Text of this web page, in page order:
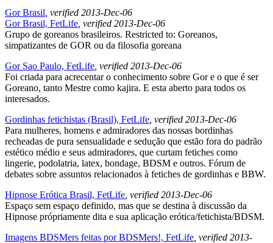
Gor Brasil , verified 2013-Dec-06
Gor Brasil, FetLife , verified 2013-Dec-06
Grupo de goreanos brasileiros. Restricted to: Goreanos,
simpatizantes de GOR ou da filosofia goreana
Gor Sao Paulo, FetLife , verified 2013-Dec-06
Foi criada para acrecentar o conhecimento sobre Gor e o que é ser
Goreano, tanto Mestre como kajira. E esta aberto para todos os
interesados.
Gordinhas fetichistas (Brasil), FetLife , verified 2013-Dec-06
Para mulheres, homens e admiradores das nossas bordinhas
recheadas de pura sensualidade e sedução que estão fora do padrão
estético médio e seus admiradores, que curtam fetiches como
lingerie, podolatria, latex, bondage, BDSM e outros. Fórum de
debates sobre assuntos relacionados à fetiches de gordinhas e BBW.
Hipnose Erótica Brasil, FetLife , verified 2013-Dec-06
Espaço sem espaço definido, mas que se destina à discussão da
Hipnose própriamente dita e sua aplicação erótica/fetichista/BDSM.
Imagens BDSMers feitas por BDSMers!, FetLife , verified 2013-